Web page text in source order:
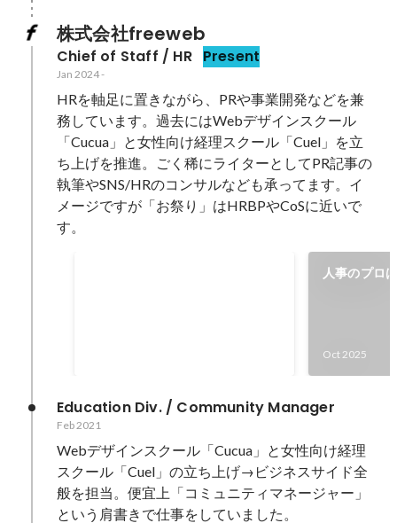
株式会社freeweb
Chief of Staff / HR Present
Jan 2024-
HRを軸足に置きながら、PRや事業開発などを兼
務しています。過去にはWebデザインスクール
「Cucua」と女性向け経理スクール「Cuel」を立
ち上げを推進。ごく稀にライターとしてPR記事の
執筆やSNS/HRのコンサルなども承ってます。イ
メージですが「お祭り」はHRBPやCoSに近いで
す。
人事のプロ
Oct 2025
Education Div. / Community Manager
Feb 2021
Webデザインスクール「Cucua」と女性向け経理
スクール「Cuel」の立ち上げ→ビジネスサイド全
般を担当。便宜上「コミュニティマネージャー」
という肩書きで仕事をしていました。